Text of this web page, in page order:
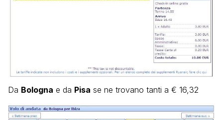
Da Bologna e da Pisa se ne trovano tanti a € 16,32